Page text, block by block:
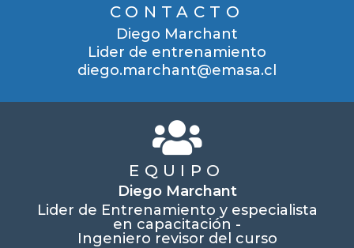
CONTACTO
Diego Marchant
Lider de entrenamiento
diego.marchant@emasa.cl
EQUIPO
Diego Marchant
Lider de Entrenamiento y especialista
en capacitación -
Ingeniero revisor del curso